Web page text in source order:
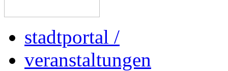
stadtportal /
veranstaltungen